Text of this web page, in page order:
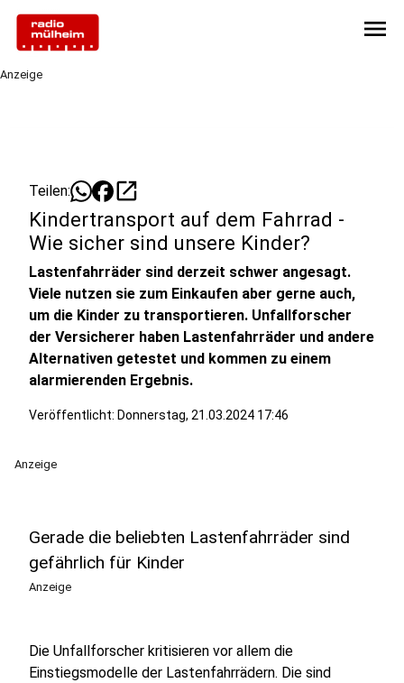
menu
Anzeige
Teilen: open_in_new
Kindertransport auf dem Fahrrad -
Wie sicher sind unsere Kinder?
Lastenfahrräder sind derzeit schwer angesagt.
Viele nutzen sie zum Einkaufen aber gerne auch,
um die Kinder zu transportieren. Unfallforscher
der Versicherer haben Lastenfahrräder und andere
Alternativen getestet und kommen zu einem
alarmierenden Ergebnis.
Veröffentlicht: Donnerstag, 21.03.2024 17:46
Anzeige
Gerade die beliebten Lastenfahrräder sind
gefährlich für Kinder
Anzeige
Die Unfallforscher kritisieren vor allem die
Einstiegsmodelle der Lastenfahrrädern. Die sind